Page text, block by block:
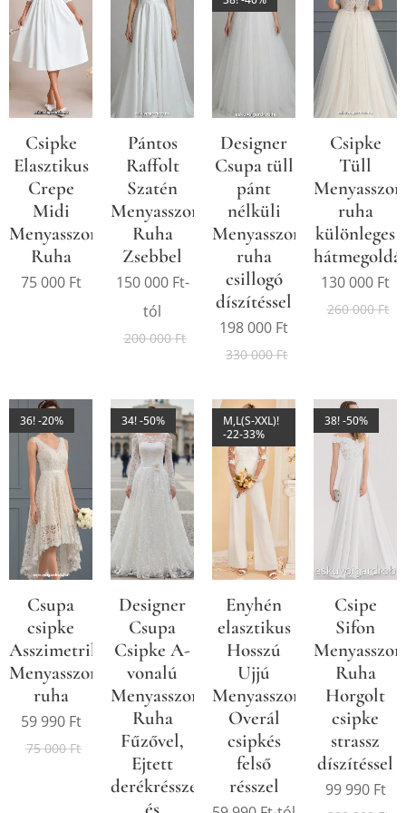
Csipke
Elasztikus
Crepe
Midi
Menyasszonyi
Ruha
75 000Ft
Pántos
Raffolt
Szatén
Menyasszonyi
Ruha
Zsebbel
150 000Ft-
tól
200 000Ft
Designer
Csupa tüll
pánt
nélküli
Menyasszonyi
ruha
csillogó
díszítéssel
198 000 Ft
330 000Ft
Csipke
Tüll
ruha
különleges
130 000 Ft
260 000Ft
Csupa
csipke
Asszimetrikus
Menyasszonyi
ruha
36! -20%
59 990Ft
75 000Ft
Designer
Csupa
Csipke A-
vonalú
Menyasszonyi
Ruha
Fűzővel,
Ejtett
derékrésszel
34! -50%
Enyhén
elasztikus
Hosszú
Ujjú
Menyasszonyi
Overál
csipkés
felső
résszel
M,L(S-XXL)!
-22-33%
Csipe
Sifon
Ruha
Horgolt
csipke
strassz
díszítéssel
38! -50%
99 990Ft